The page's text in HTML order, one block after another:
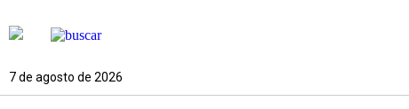
7 de agosto de 2026